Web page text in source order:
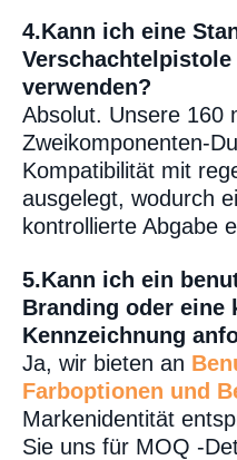
4.Kann ich eine
verwenden?
Absolut. Unsere 160
Zweikomponenten-
Kompatibilität mit
ausgelegt, wodurch
kontrollierte Abgabe
5.Kann ich ein
Branding oder eine
Kennzeichnung
Ja, wir bieten an
Farboptionen und
Markenidentität
Sie uns für MOQ -